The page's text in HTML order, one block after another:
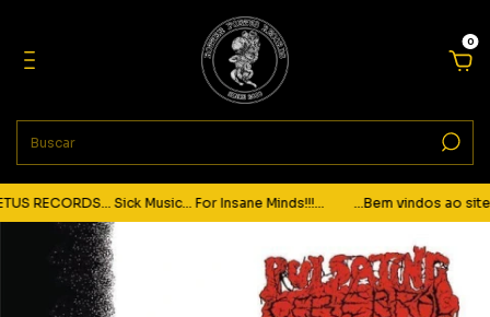
0
RECORDS... Sick Music... For Insane Minds!!!... ...Bem vindos ao site